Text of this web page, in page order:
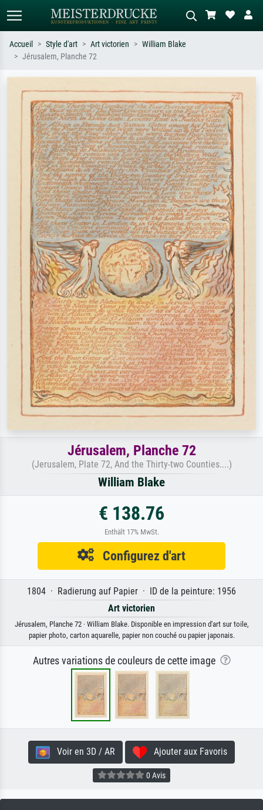
ex. Monet, Nuit étoilée,
impressionnisme, vague de Hokusai,
nu.
abstrait avec beaucoup de rouge,
tableau sombre, nu debout près d'un
arbre.
Accueil Style d'art Art victorien
William Blake
Jérusalem, Planche 72
Jérusalem, Planche 72
(Jerusalem, Plate 72, And the Thirty-two Counties....)
William Blake
€ 138.76
Enthält 17% MwSt.
Configurez d'art
1804 · Radierung auf Papier · ID de la peinture: 1956
Art victorien
Jérusalem, Planche 72 · William Blake. Disponible en impression d'art sur toile,
papier photo, carton aquarelle, papier non couché ou papier japonais.
Autres variations de couleurs de cette image
Voir en 3D / AR Ajouter aux Favoris
0 Avis